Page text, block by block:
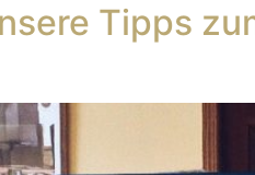
Tipps